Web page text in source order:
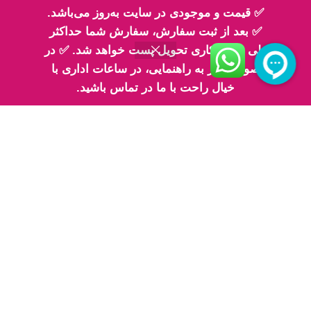
✅ قیمت و موجودی در سایت به‌روز می‌باشد.
✅ بعد از ثبت سفارش، سفارش شما حداکثر
طی 2 روز کاری تحویل پست خواهد شد. ✅ در
صورت نیاز به راهنمایی، در ساعات اداری با
خیال راحت با ما در تماس باشید.
تلفن تماس 2: ۰۹۳۳۰۶۸۳۳۳۰